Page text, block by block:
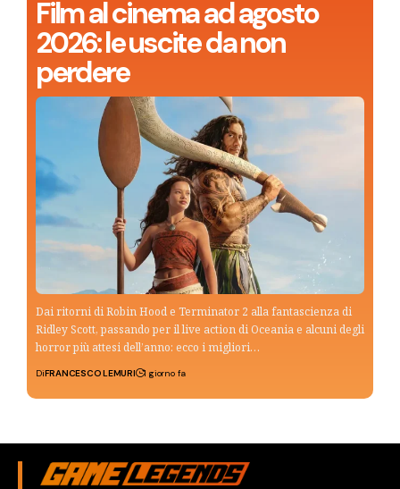
Film al cinema ad agosto
2026: le uscite da non
perdere
Dai ritorni di Robin Hood e Terminator 2 alla fantascienza di
Ridley Scott, passando per il live action di Oceania e alcuni degli
horror più attesi dell’anno: ecco i migliori…
DiFRANCESCO LEMURI 1 giorno fa